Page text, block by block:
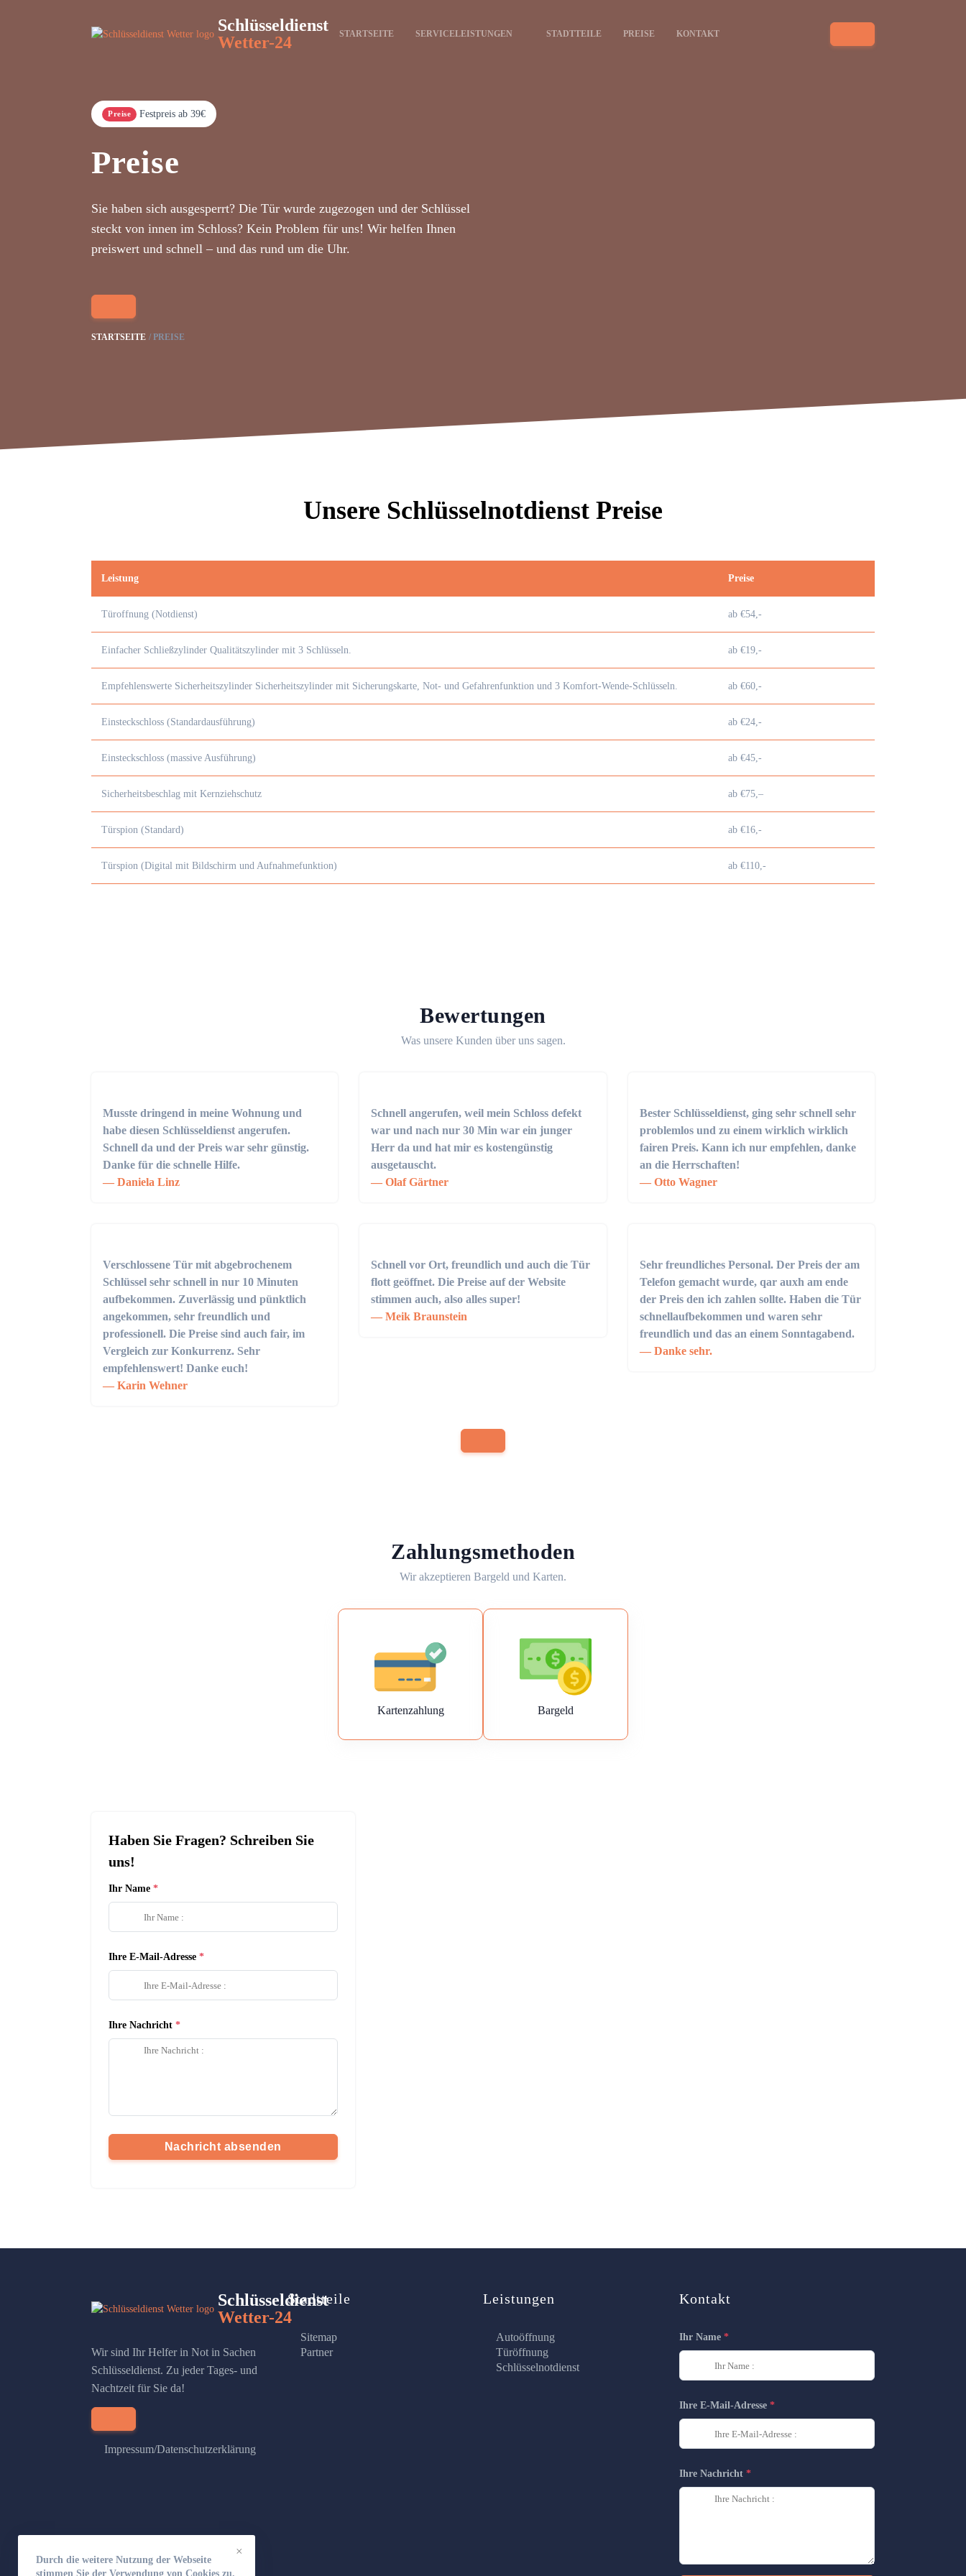
Schlüsseldienst
Wetter-24
STARTSEITE SERVICELEISTUNGEN STADTTEILE PREISE KONTAKT
Preise Festpreis ab 39€
Preise
Sie haben sich ausgesperrt? Die Tür wurde zugezogen und der Schlüssel
steckt von innen im Schloss? Kein Problem für uns! Wir helfen Ihnen
preiswert und schnell – und das rund um die Uhr.
STARTSEITE PREISE
Unsere Schlüsselnotdienst Preise
Leistung Preise
Türoffnung (Notdienst) ab €54,-
Einfacher Schließzylinder Qualitätszylinder mit 3 Schlüsseln. ab €19,-
Empfehlenswerte Sicherheitszylinder Sicherheitszylinder mit Sicherungskarte, Not- und Gefahrenfunktion und 3 Komfort-Wende-Schlüsseln. ab €60,-
Einsteckschloss (Standardausführung) ab €24,-
Einsteckschloss (massive Ausführung) ab €45,-
Sicherheitsbeschlag mit Kernziehschutz ab €75,–
Türspion (Standard) ab €16,-
Türspion (Digital mit Bildschirm und Aufnahmefunktion) ab €110,-
Bewertungen
Was unsere Kunden über uns sagen.
Musste dringend in meine Wohnung und
habe diesen Schlüsseldienst angerufen.
Schnell da und der Preis war sehr günstig.
Danke für die schnelle Hilfe.
Daniela Linz
Schnell angerufen, weil mein Schloss defekt
war und nach nur 30 Min war ein junger
Herr da und hat mir es kostengünstig
ausgetauscht.
Olaf Gärtner
Bester Schlüsseldienst, ging sehr schnell sehr
problemlos und zu einem wirklich wirklich
fairen Preis. Kann ich nur empfehlen, danke
an die Herrschaften!
Otto Wagner
Verschlossene Tür mit abgebrochenem
Schlüssel sehr schnell in nur 10 Minuten
aufbekommen. Zuverlässig und pünktlich
angekommen, sehr freundlich und
professionell. Die Preise sind auch fair, im
Vergleich zur Konkurrenz. Sehr
empfehlenswert! Danke euch!
Karin Wehner
Schnell vor Ort, freundlich und auch die Tür
flott geöffnet. Die Preise auf der Website
stimmen auch, also alles super!
Meik Braunstein
Sehr freundliches Personal. Der Preis der am
Telefon gemacht wurde, qar auxh am ende
der Preis den ich zahlen sollte. Haben die Tür
schnellaufbekommen und waren sehr
freundlich und das an einem Sonntagabend.
Danke sehr.
Zahlungsmethoden
Wir akzeptieren Bargeld und Karten.
Kartenzahlung Bargeld
Haben Sie Fragen? Schreiben Sie
uns!
Ihr Name
Ihre E-Mail-Adresse
Ihre Nachricht
Nachricht absenden
×
Durch die weitere Nutzung der Webseite
stimmen Sie der Verwendung von Cookies zu.
Schlüsseldienst
Wetter-24
Wir sind Ihr Helfer in Not in Sachen
Schlüsseldienst. Zu jeder Tages- und
Nachtzeit für Sie da!
Impressum/Datenschutzerklärung
Stadtteile
Sitemap
Partner
Leistungen
Autoöffnung
Türöffnung
Schlüsselnotdienst
Kontakt
Ihr Name
Ihre E-Mail-Adresse
Ihre Nachricht